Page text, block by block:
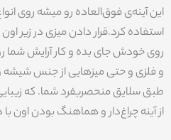
این آینه‌ی فوق‌العاده رو میشه روی
استفاده کرد.قرار دادن میزی در زیر
روی خودش جای بده و کار آرایش شما
و فلزی و حتی میزهایی از جنس شیشه و
طبق سلایق منحصربفرد شما. که
از آینه چراغ‌دار و هماهنگ بودن